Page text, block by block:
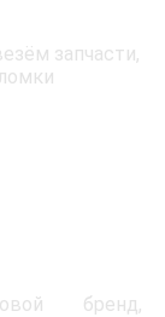
запчасти,
бренд,